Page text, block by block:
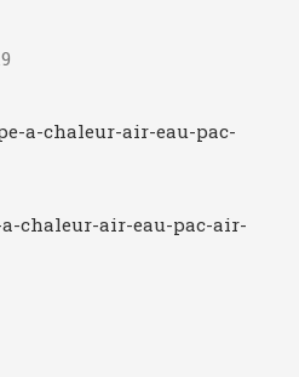
a-chaleur-air-eau-pac-
chaleur-air-eau-pac-air-